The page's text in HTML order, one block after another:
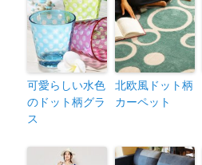
可愛らしい水色
のドット柄グラ
ス
北欧風ドット柄
カーペット